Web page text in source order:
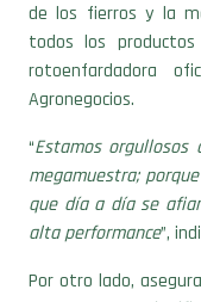
de los fierros y la
todos los
rotoenfardadora
Agronegocios.
“Estamos
megamuestra;
que día a día se
alta performance”,
Por otro lado,